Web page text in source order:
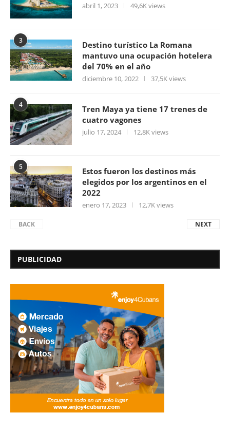
abril 1, 2023 49,6K views
3
Destino turístico La Romana
mantuvo una ocupación hotelera
del 70% en el año
diciembre 10, 2022 37,5K views
4
Tren Maya ya tiene 17 trenes de
cuatro vagones
julio 17, 2024 12,8K views
5
Estos fueron los destinos más
elegidos por los argentinos en el
2022
enero 17, 2023 12,7K views
BACK NEXT
PUBLICIDAD